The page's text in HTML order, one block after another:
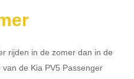
rijden in de zomer dan in de
de Kia PV5 Passenger